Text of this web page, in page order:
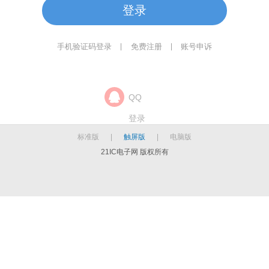
登录
手机验证码登录 免费注册 账号申诉
QQ
登录
标准版 触屏版
电脑版
21IC电子网 版权所有